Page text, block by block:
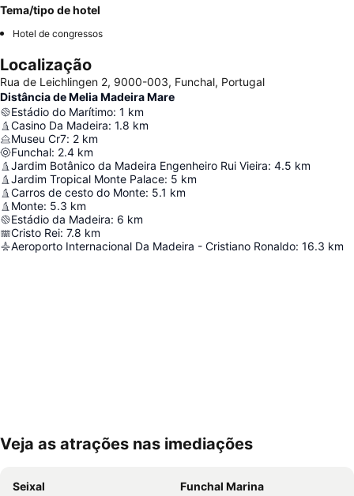
Tema/tipo de hotel
Hotel de congressos
Localização
Rua de Leichlingen 2, 9000-003, Funchal, Portugal
Distância de Melia Madeira Mare
Estádio do Marítimo: 1 km
Casino Da Madeira: 1.8 km
Museu Cr7: 2 km
Funchal: 2.4 km
Jardim Botânico da Madeira Engenheiro Rui Vieira: 4.5 km
Jardim Tropical Monte Palace: 5 km
Carros de cesto do Monte: 5.1 km
Monte: 5.3 km
Estádio da Madeira: 6 km
Cristo Rei: 7.8 km
Aeroporto Internacional Da Madeira - Cristiano Ronaldo: 16.3 km
Ampliar mapa
Veja as atrações nas imediações
Seixal
Funchal Marina